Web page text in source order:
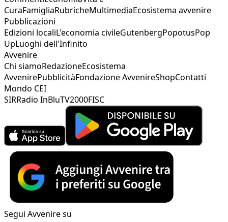
CuraFamigliaRubricheMultimediaEcosistema avvenire
Pubblicazioni
Edizioni localiL'economia civileGutenbergPopotusPop
UpLuoghi dell'Infinito
Avvenire
Chi siamoRedazioneEcosistema
AvvenirePubblicitàFondazione AvvenireShopContatti
Mondo CEI
SIRRadio InBluTV2000FISC
Segui Avvenire su